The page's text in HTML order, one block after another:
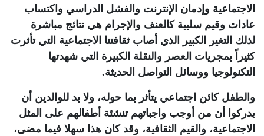
الاجتماعية وإدمان الإنترنت والفشل الدراسي واكتساب
عادات وقيم سلبية كالعنف والإجرام هي نتائج مباشرة
لذلك التغير الكبير الذي أصاب ثقافتنا الاجتماعية التي تأثرت
كثيراً بمجريات العصر والنقلة الكبيرة التي شهدتها
التكنولوجيا ووسائل التواصل الحديثة.
والطفل كائن اجتماعي يتأثر بما حوله، ولا بد للوالدين أن
يدركوا أن من أوجب واجباتهم تنشئة أطفالهم على المثل
الاجتماعية، والقيم الثقافية، وقد كان هذا سهلا فيما مضى،